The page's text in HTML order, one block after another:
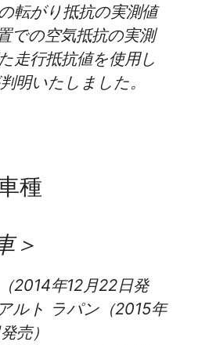
転がり抵抗の実測値
での空気抵抗の実測
走行抵抗値を使用し
明いたしました。
種
＞
2014年12月22日発
ルト ラパン（2015年
売）